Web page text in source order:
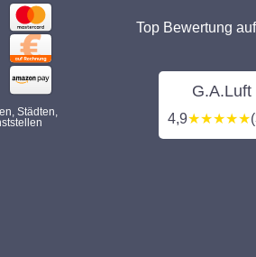
Städten,
Top Bewertung
G.A.Luft
4,9★★★★★